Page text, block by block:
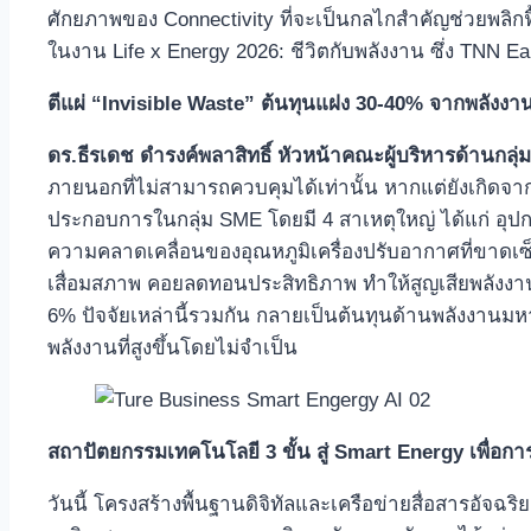
ศักยภาพของ Connectivity ที่จะเป็นกลไกสำคัญช่วยพลิ
ในงาน Life x Energy 2026: ชีวิตกับพลังงาน ซึ่ง TNN
ตีแผ่ “Invisible Waste” ต้นทุนแฝง 30-40% จากพลังง
ดร.ธีรเดช ดำรงค์พลาสิทธิ์ หัวหน้าคณะผู้บริหารด้านกลุ่
ภายนอกที่ไม่สามารถควบคุมได้เท่านั้น หากแต่ยังเกิดจ
ประกอบการในกลุ่ม SME โดยมี 4 สาเหตุใหญ่ ได้แก่ อุ
ความคลาดเคลื่อนของอุณหภูมิเครื่องปรับอากาศที่ขาด
เสื่อมสภาพ คอยลดทอนประสิทธิภาพ ทำให้สูญเสียพลังง
6% ปัจจัยเหล่านี้รวมกัน กลายเป็นต้นทุนด้านพลังงานม
พลังงานที่สูงขึ้นโดยไม่จำเป็น
สถาปัตยกรรมเทคโนโลยี 3 ขั้น สู่ Smart Energy เพื่อก
วันนี้ โครงสร้างพื้นฐานดิจิทัลและเครือข่ายสื่อสารอัจฉ